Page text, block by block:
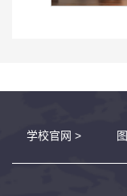
学校官网 >